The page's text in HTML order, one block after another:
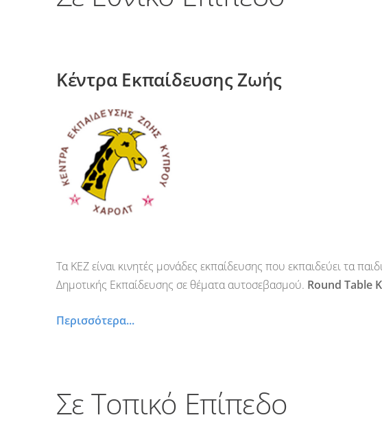
Κέντρα Εκπαίδευσης Ζωής
Τα ΚΕΖ είναι κινητές μονάδες εκπαίδευσης που εκπαιδεύει τα
Δημοτικής Εκπαίδευσης σε θέματα αυτοσεβασμού. Round Table
Περισσότερα...
Σε Τοπικό Επίπεδο